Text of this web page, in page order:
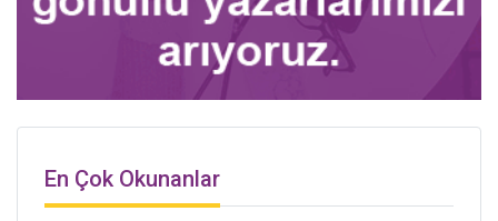
En Çok Okunanlar